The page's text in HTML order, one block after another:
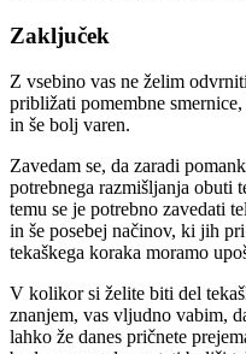
Zaključek
Z vsebino vas ne želim
približati pomembne
in še bolj varen.
Zavedam se, da zaradi
potrebnega razmišljanja obuti
temu se je potrebno zavedati
in še posebej načinov, ki jih
tekaškega koraka moramo
V kolikor si želite biti del
znanjem, vas vljudno vabim,
lahko že danes pričnete